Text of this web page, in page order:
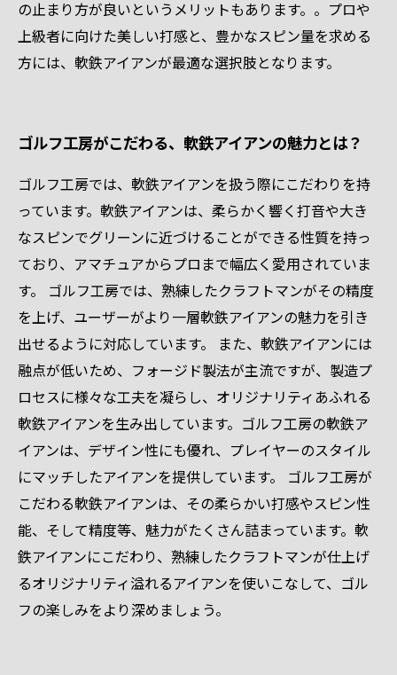
の止まり方が良いというメリットもあります。。プロや
上級者に向けた美しい打感と、豊かなスピン量を求める
方には、軟鉄アイアンが最適な選択肢となります。
ゴルフ工房がこだわる、軟鉄アイアンの魅力とは？
ゴルフ工房では、軟鉄アイアンを扱う際にこだわりを持
っています。軟鉄アイアンは、柔らかく響く打音や大き
なスピンでグリーンに近づけることができる性質を持っ
ており、アマチュアからプロまで幅広く愛用されていま
す。 ゴルフ工房では、熟練したクラフトマンがその精度
を上げ、ユーザーがより一層軟鉄アイアンの魅力を引き
出せるように対応しています。 また、軟鉄アイアンには
融点が低いため、フォージド製法が主流ですが、製造プ
ロセスに様々な工夫を凝らし、オリジナリティあふれる
軟鉄アイアンを生み出しています。ゴルフ工房の軟鉄ア
イアンは、デザイン性にも優れ、プレイヤーのスタイル
にマッチしたアイアンを提供しています。 ゴルフ工房が
こだわる軟鉄アイアンは、その柔らかい打感やスピン性
能、そして精度等、魅力がたくさん詰まっています。軟
鉄アイアンにこだわり、熟練したクラフトマンが仕上げ
るオリジナリティ溢れるアイアンを使いこなして、ゴル
フの楽しみをより深めましょう。